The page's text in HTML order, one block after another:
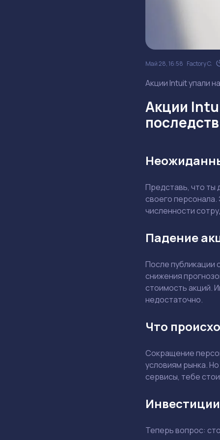
Май 28, 16:58 Factory C.
Акции Intuit упали
Акции
Представь, что ты
своего
численности
Падение
После публикации
снижения
стоимость акций.
недостаточно.
Что
Сокращение
условиям рынка.
сервисы, тебе
Теперь вопрос: